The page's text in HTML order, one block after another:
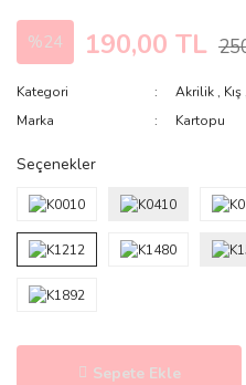
%24 190,00 TL
Kategori Akrilik , Kış ,
Marka
Kartopu
Seçenekler
Sepete Ekle